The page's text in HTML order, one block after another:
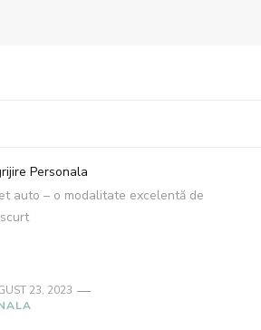
Personala
auto – o modalitate excelentă de
23, 2023